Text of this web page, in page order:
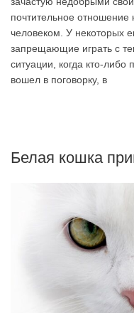
почтительное
человеком. У некоторых
запрещающие играть с
ситуации, когда кто-либо
вошел в поговорку, в
Белая кошка